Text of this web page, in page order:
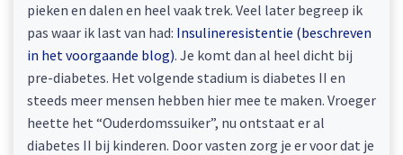
pieken en dalen en heel vaak trek. Veel later begreep ik
pas waar ik last van had: Insulineresistentie (beschreven
in het voorgaande blog). Je komt dan al heel dicht bij
pre-diabetes. Het volgende stadium is diabetes II en
steeds meer mensen hebben hier mee te maken. Vroeger
heette het “Ouderdomssuiker”, nu ontstaat er al
diabetes II bij kinderen. Door vasten zorg je er voor dat je